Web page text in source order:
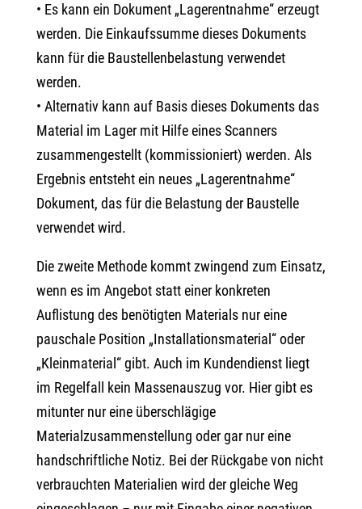
• Es kann ein Dokument „Lagerentnahme“ erzeugt
werden. Die Einkaufssumme dieses Dokuments
kann für die Baustellenbelastung verwendet
werden.
• Alternativ kann auf Basis dieses Dokuments das
Material im Lager mit Hilfe eines Scanners
zusammengestellt (kommissioniert) werden. Als
Ergebnis entsteht ein neues „Lagerentnahme“
Dokument, das für die Belastung der Baustelle
verwendet wird.
Die zweite Methode kommt zwingend zum Einsatz,
wenn es im Angebot statt einer konkreten
Auflistung des benötigten Materials nur eine
pauschale Position „Installationsmaterial“ oder
„Kleinmaterial“ gibt. Auch im Kundendienst liegt
im Regelfall kein Massenauszug vor. Hier gibt es
mitunter nur eine überschlägige
Materialzusammenstellung oder gar nur eine
handschriftliche Notiz. Bei der Rückgabe von nicht
verbrauchten Materialien wird der gleiche Weg